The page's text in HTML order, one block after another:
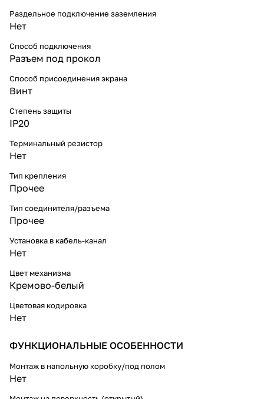
Раздельное подключение заземления
Нет
Способ подключения
Разъем под прокол
Способ присоединения экрана
Винт
Степень защиты
IP20
Терминальный резистор
Нет
Тип крепления
Прочее
Тип соединителя/разъема
Прочее
Установка в кабель-канал
Нет
Цвет механизма
Кремово-белый
Цветовая кодировка
Нет
ФУНКЦИОНАЛЬНЫЕ ОСОБЕННОСТИ
Монтаж в напольную коробку/под полом
Нет